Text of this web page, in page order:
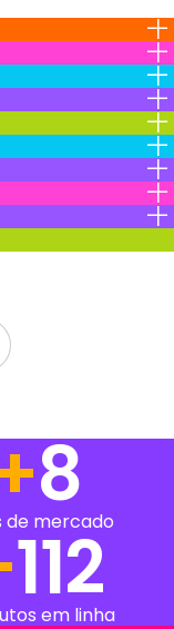
13
de mercado
198
em linha